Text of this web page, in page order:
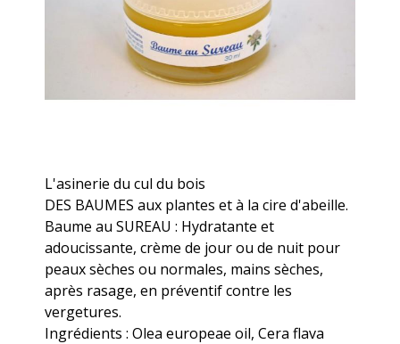
L'asinerie du cul du bois
DES BAUMES aux plantes et à la cire d'abeille.
Baume au SUREAU : Hydratante et
adoucissante, crème de jour ou de nuit pour
peaux sèches ou normales, mains sèches,
après rasage, en préventif contre les
vergetures.
Ingrédients : Olea europeae oil, Cera flava